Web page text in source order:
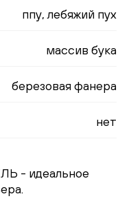
ппу, лебяжий пух
массив бука
березовая фанера
нет
- идеальное